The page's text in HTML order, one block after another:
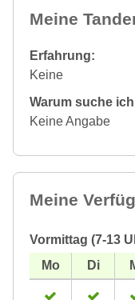
Meine
Erfahrung:
Keine
Warum suche
Keine Angabe
Meine
Vormittag (7-13